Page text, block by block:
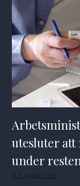
utesluter
under
8 augusti 2026